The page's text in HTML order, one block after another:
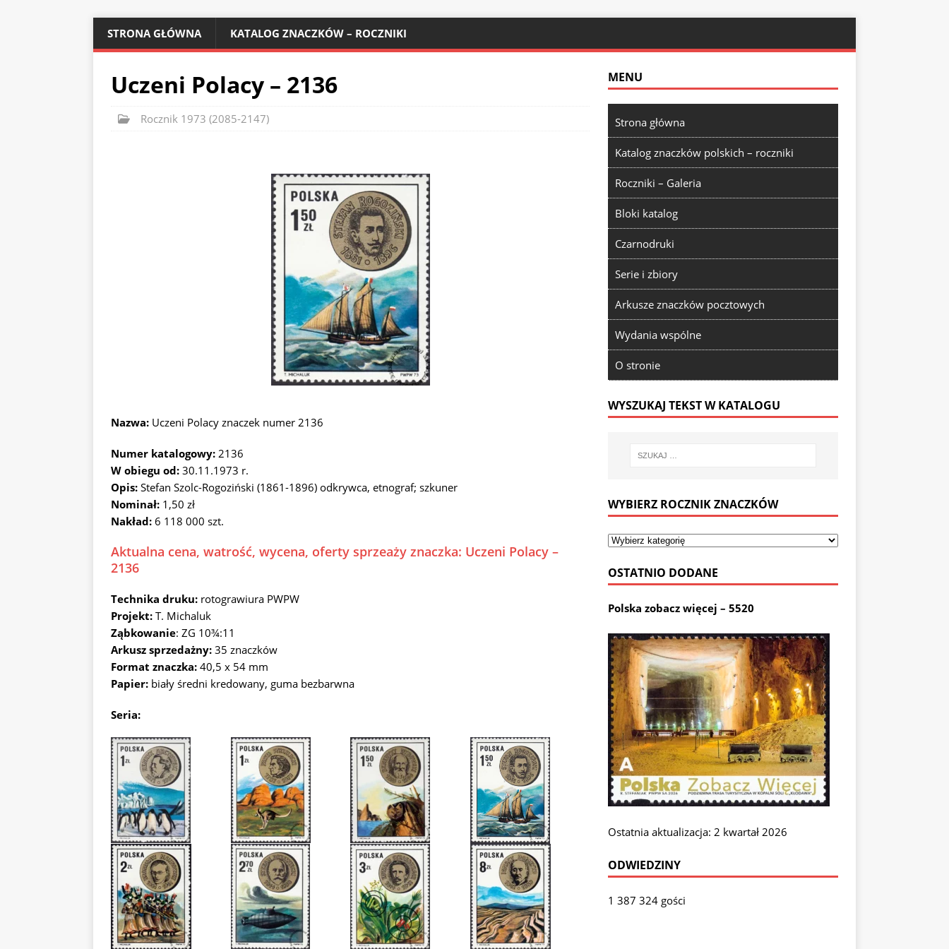
STRONA GŁÓWNA KATALOG ZNACZKÓW – ROCZNIKI
Uczeni Polacy – 2136
Rocznik 1973 (2085-2147)
Nazwa: Uczeni Polacy znaczek numer 2136
Numer katalogowy: 2136
W obiegu od: 30.11.1973 r.
Opis: Stefan Szolc-Rogoziński (1861-1896) odkrywca, etnograf; szkuner
Nominał: 1,50 zł
Nakład: 6 118 000 szt.
Aktualna cena, watrość, wycena, oferty sprzeaży znaczka: Uczeni Polacy –
2136
Technika druku: rotograwiura PWPW
Projekt: T. Michaluk
Ząbkowanie: ZG 10¾:11
Arkusz sprzedażny: 35 znaczków
Format znaczka: 40,5 x 54 mm
Papier: biały średni kredowany, guma bezbarwna
Seria:
MENU
Strona główna
Katalog znaczków polskich – roczniki
Roczniki – Galeria
Bloki katalog
Czarnodruki
Serie i zbiory
Arkusze znaczków pocztowych
Wydania wspólne
O stronie
WYSZUKAJ TEKST W KATALOGU
WYBIERZ ROCZNIK ZNACZKÓW
OSTATNIO DODANE
Polska zobacz więcej – 5520
Ostatnia aktualizacja: 2 kwartał 2026
ODWIEDZINY
1 387 324 gości